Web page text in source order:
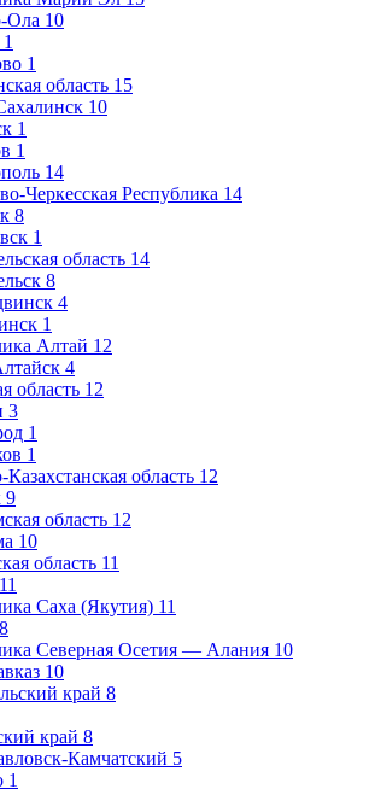
Ола 10
1
1
область 15
10
1
1
14
Черкесская Республика 14
8
1
область 14
8
4
1
Алтай 12
4
область 12
3
1
1
Казахстанская область 12
9
область 12
10
область 11
11
Саха (Якутия) 11
8
Северная Осетия — Алания 10
10
край 8
край 8
Камчатский 5
1